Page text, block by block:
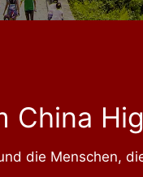
China
die Menschen,